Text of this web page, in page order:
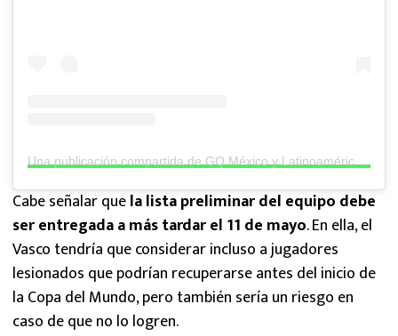
Cabe señalar quela lista preliminar del equipo debe
ser entregada a más tardar el 11 de mayo. En ella, el
Vasco tendría que considerar incluso a jugadores
lesionados que podrían recuperarse antes del inicio de
la Copa del Mundo, pero también sería un riesgo en
caso de que no lo logren.